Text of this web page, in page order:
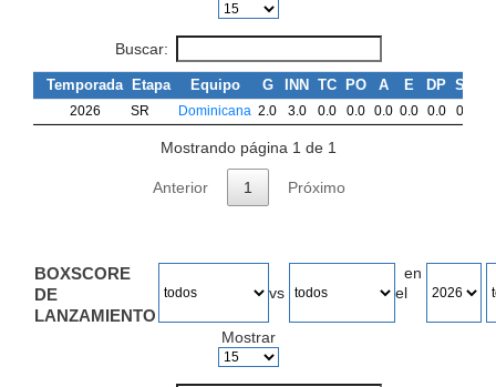
Buscar:
Temporada Etapa Equipo G INN TC PO A E DP SB
2026 SR Dominicana 2.0 3.0 0.0 0.0 0.0 0.0 0.0 0.0
Mostrando página 1 de 1
Anterior 1 Próximo
BOXSCORE
DE
LANZAMIENTO
vs
en
el
Mostrar